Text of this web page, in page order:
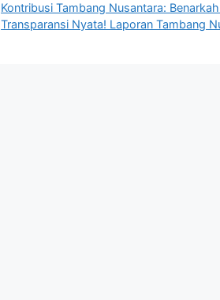
Kontribusi Tambang Nusantara:
Transparansi Nyata! Laporan Tambang